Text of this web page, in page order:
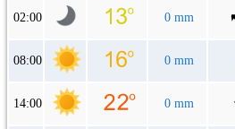
02:00 0 mm
08:00 0 mm
14:00 0 mm